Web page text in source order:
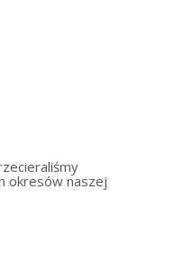
okresów naszej